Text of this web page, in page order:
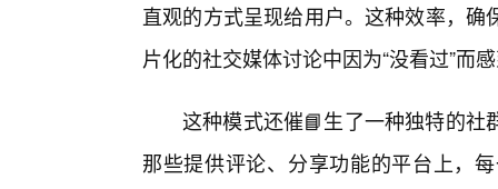
直观的方式呈现给用户。这种效率，
片化的社交媒体讨论中因为“没看过”而
这种模式还催📘生了一种独特的社
那些提供评论、分享功能的平台上，